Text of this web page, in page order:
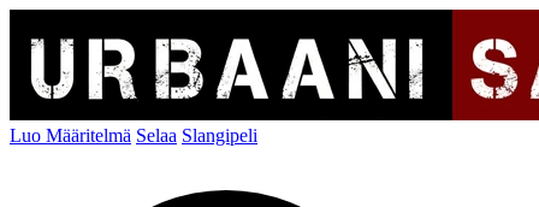
Luo Määritelmä Selaa Slangipeli